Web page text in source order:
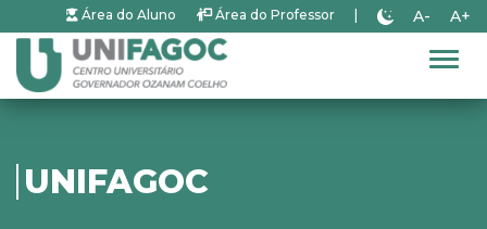
Área do Aluno Área do Professor A- A+
UNIFAGOC